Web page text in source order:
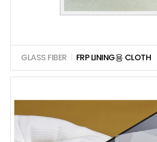
GLASS FIBER | FRP LINING용 CLOTH